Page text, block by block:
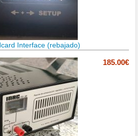
Interface (rebajado)
185.00€